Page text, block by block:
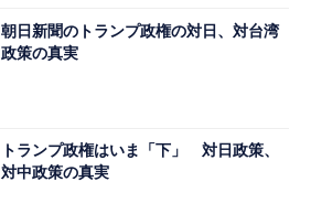
朝日新聞のトランプ政権の対日、対台湾
政策の真実
トランプ政権はいま「下」 対日政策、
対中政策の真実